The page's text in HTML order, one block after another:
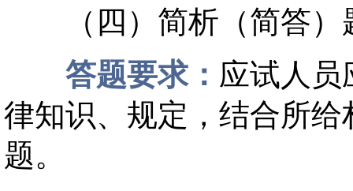
（四）简析（简答）
答题要求： 应试人员
律知识、规定，结合所
题。